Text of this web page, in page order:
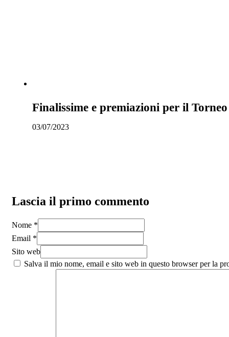
Finalissime e premiazioni per il
03/07/2023
Lascia il primo commento
Nome *
Email *
Sito web
Salva il mio nome, email e sito web in questo browser per la